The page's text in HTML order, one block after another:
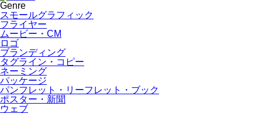
Genre
スモールグラフィック
フライヤー
ムービー・CM
ロゴ
ブランディング
タグライン・コピー
ネーミング
パッケージ
パンフレット・リーフレット・ブック
ポスター・新聞
ウェブ